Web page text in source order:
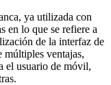
ya utilizada con
en lo que se refiere a
de la interfaz de
múltiples ventajas,
el usuario de móvil,